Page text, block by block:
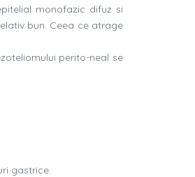
monofazic difuz si
bun. Ceea ce atrage
perito-neal se
gastrice.